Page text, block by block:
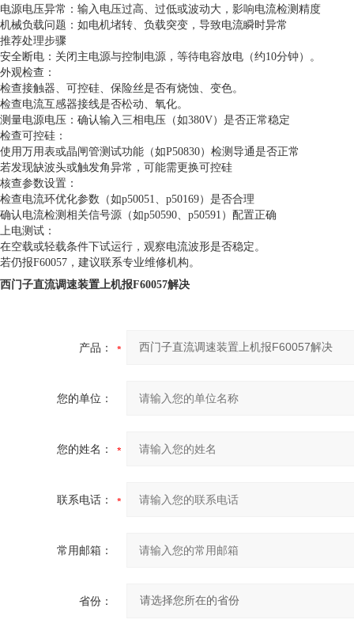
‌电源电压异常‌：输入电压过高、过低或波动大，影响电流检测精度 ‌
‌机械负载问题‌：如电机堵转、负载突变，导致电流瞬时异常 ‌
‌推荐处理步骤‌
‌安全断电‌：关闭主电源与控制电源，等待电容放电（约10分钟）。
‌外观检查‌：
检查接触器、可控硅、保险丝是否有烧蚀、变色。
检查电流互感器接线是否松动、氧化。
‌测量电源电压‌：确认输入三相电压（如380V）是否正常稳定 ‌
‌检查可控硅‌：
使用万用表或晶闸管测试功能（如P50830）检测导通是否正常 ‌
若发现缺波头或触发角异常，可能需更换可控硅 ‌
‌核查参数设置‌：
检查电流环优化参数（如p50051、p50169）是否合理 ‌
确认电流检测相关信号源（如p50590、p50591）配置正确 ‌
‌上电测试‌：
在空载或轻载条件下试运行，观察电流波形是否稳定。
若仍报F60057，建议联系专业维修机构。
西门子直流调速装置上机报F60057解决
产品：
您的单位：
您的姓名：
联系电话：
常用邮箱：
省份：